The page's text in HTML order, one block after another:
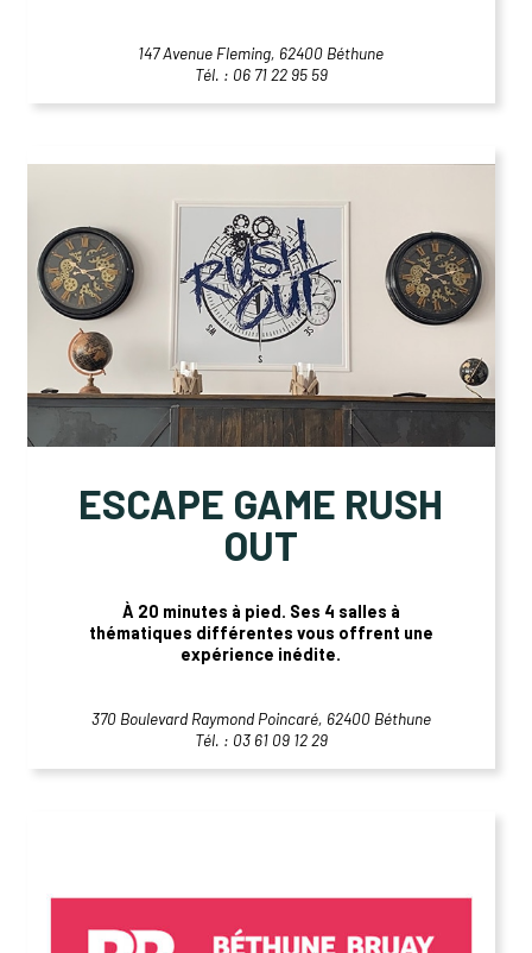
147 Avenue Fleming, 62400 Béthune
Tél. : 06 71 22 95 59
ESCAPE GAME RUSH
OUT
À 20 minutes à pied. Ses 4 salles à
thématiques différentes vous offrent une
expérience inédite.
370 Boulevard Raymond Poincaré, 62400 Béthune
Tél. : 03 61 09 12 29